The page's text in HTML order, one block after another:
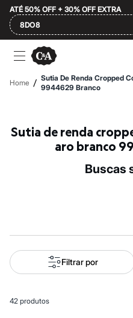
ATÉ 50% OFF + 30% OFF EXTRA
8DO8
Ofertas
Compre por Departamento
Feminino
Masculino
Plus Size
Até 20% off
Até 40% off
A partir de 60% off
Roupas
Blusas e Camisetas
Básicos
Calças
Macacões
Home / Sutia De Renda Cropped
9944629 Branco
Sutia de renda cropped com tule poa bojo e
aro branco
Filtrar por
42 produtos